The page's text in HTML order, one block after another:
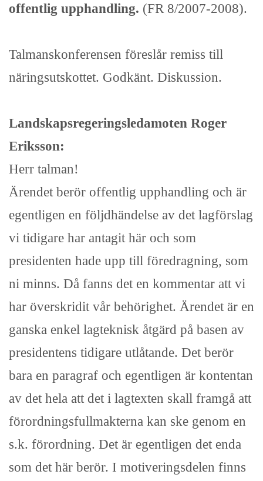
offentlig upphandling. (FR 8/2007-2008).
Talmanskonferensen föreslår remiss till
näringsutskottet. Godkänt. Diskussion.
Landskapsregeringsledamoten Roger
Eriksson:
Herr talman!
Ärendet berör offentlig upphandling och är
egentligen en följdhändelse av det lagförslag
vi tidigare har antagit här och som
presidenten hade upp till föredragning, som
ni minns. Då fanns det en kommentar att vi
har överskridit vår behörighet. Ärendet är en
ganska enkel lagteknisk åtgärd på basen av
presidentens tidigare utlåtande. Det berör
bara en paragraf och egentligen är kontentan
av det hela att det i lagtexten skall framgå att
förordningsfullmakterna kan ske genom en
s.k. förordning. Det är egentligen det enda
som det här berör. I motiveringsdelen finns